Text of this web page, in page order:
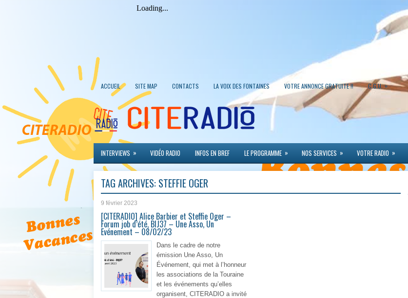
ACCUEIL SITE MAP CONTACTS LA VOIX DES FONTAINES VOTRE ANNONCE GRATUITE !! C.G.U. »
INTERVIEWS » VIDÉO RADIO INFOS EN BREF LE PROGRAMME » NOS SERVICES » VOTRE RADIO »
TAG ARCHIVES: STEFFIE OGER
9 février 2023
[CITERADIO] Alice Barbier et Steffie Oger –
Forum job d’été, BIJ37 – Une Asso, Un
Evénement – 08/02/23
Dans le cadre de notre
émission Une Asso, Un
Événement, qui met à l’honneur
les associations de la Touraine
et les événements qu’elles
organisent, CITERADIO a invité